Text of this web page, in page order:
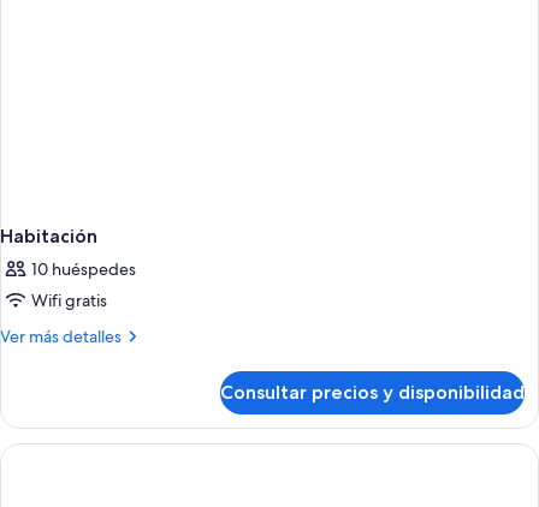
Habitación
10 huéspedes
Wifi gratis
Ver más detalles
Más
Consultar precios y disponibilidad